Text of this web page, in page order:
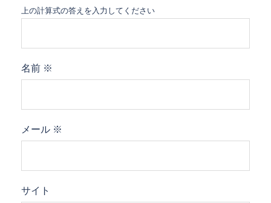
上の計算式の答えを入力してください
名前 ※
メール ※
サイト